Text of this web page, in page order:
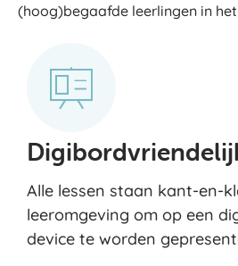
(hoog)begaafde leerlingen in
Alle lessen staan kant-en-
leeromgeving om op een
device te worden